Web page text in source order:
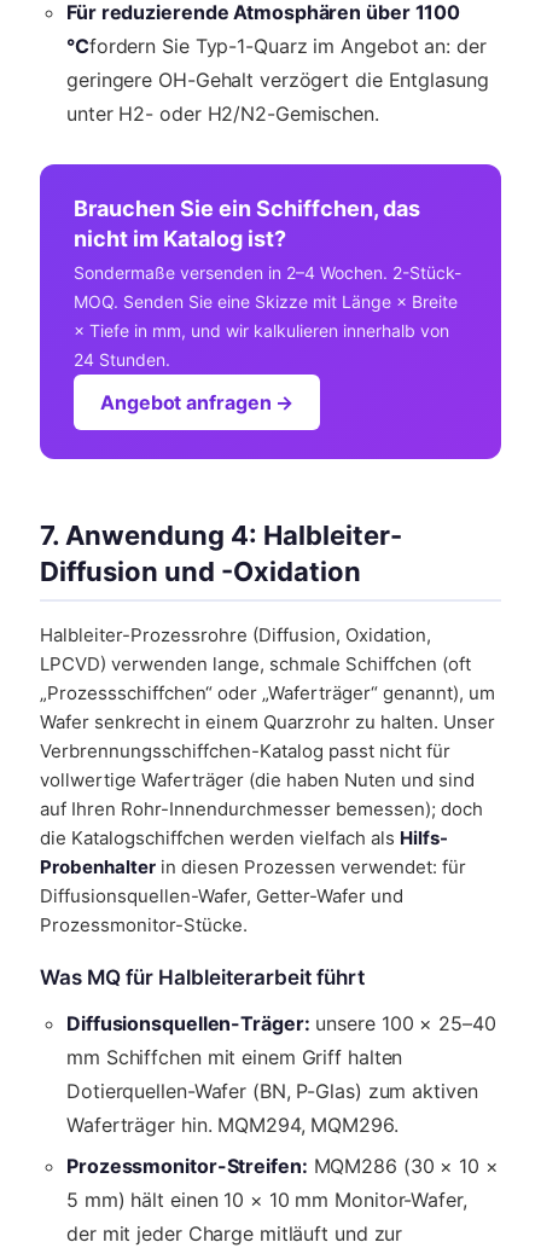
Für reduzierende Atmosphären über 1100
°Cfordern Sie Typ-1-Quarz im Angebot an: der
geringere OH-Gehalt verzögert die Entglasung
unter H2- oder H2/N2-Gemischen.
Brauchen Sie ein Schiffchen, das
nicht im Katalog ist?
Sondermaße versenden in 2–4 Wochen. 2-Stück-
MOQ. Senden Sie eine Skizze mit Länge × Breite
× Tiefe in mm, und wir kalkulieren innerhalb von
24 Stunden.
Angebot anfragen →
7. Anwendung 4: Halbleiter-
Diffusion und -Oxidation
Halbleiter-Prozessrohre (Diffusion, Oxidation,
LPCVD) verwenden lange, schmale Schiffchen (oft
„Prozessschiffchen“ oder „Waferträger“ genannt), um
Wafer senkrecht in einem Quarzrohr zu halten. Unser
Verbrennungsschiffchen-Katalog passt nicht für
vollwertige Waferträger (die haben Nuten und sind
auf Ihren Rohr-Innendurchmesser bemessen); doch
die Katalogschiffchen werden vielfach als Hilfs-
Probenhalter in diesen Prozessen verwendet: für
Diffusionsquellen-Wafer, Getter-Wafer und
Prozessmonitor-Stücke.
Was MQ für Halbleiterarbeit führt
Diffusionsquellen-Träger: unsere 100 × 25–40
mm Schiffchen mit einem Griff halten
Dotierquellen-Wafer (BN, P-Glas) zum aktiven
Waferträger hin. MQM294, MQM296.
Prozessmonitor-Streifen: MQM286 (30 × 10 ×
5 mm) hält einen 10 × 10 mm Monitor-Wafer,
der mit jeder Charge mitläuft und zur